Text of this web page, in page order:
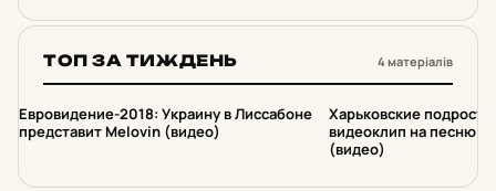
ТОП ЗА ТИЖДЕНЬ 4 матеріалів
1
Евровидение-2018: Украину в Лиссабоне
представит Melovin (видео)
2
Харьковские
видеоклип на песню
(видео)